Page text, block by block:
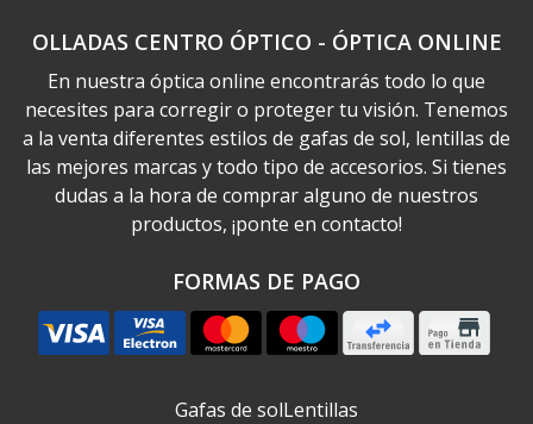
OLLADAS CENTRO ÓPTICO - ÓPTICA ONLINE
En nuestra óptica online encontrarás todo lo que
necesites para corregir o proteger tu visión. Tenemos
a la venta diferentes estilos de gafas de sol, lentillas de
las mejores marcas y todo tipo de accesorios. Si tienes
dudas a la hora de comprar alguno de nuestros
productos, ¡ponte en contacto!
FORMAS DE PAGO
Gafas de solLentillas